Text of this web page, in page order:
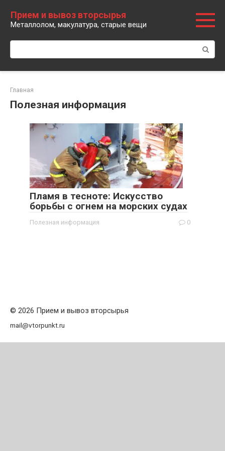
контенту
Прием и вывоз вторсырья
Металлолом, макулатура, старые вещи
Поиск:
Главная
Полезная информация
Пламя в тесноте: Искусство
борьбы с огнем на морских судах
Полезная информация 0
© 2026 Прием и вывоз вторсырья
mail@vtorpunkt.ru